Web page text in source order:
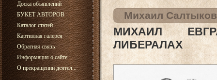
Доска объявлений
БУКЕТ АВТОРОВ
Каталог статей
Картинная галерея
Обратная связь
Информация о сайте
О прекращении деятел...
Михаил
МИХАИЛ
ЛИБЕРАЛАХ